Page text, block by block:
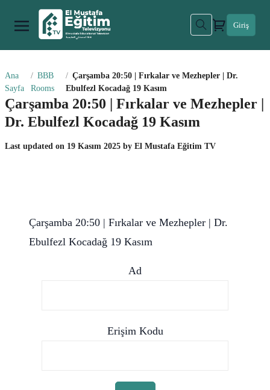
Giriş
Ana
Sayfa
BBB
Rooms
Çarşamba 20:50 | Fırkalar ve Mezhepler | Dr.
Ebulfezl Kocadağ 19 Kasım
Çarşamba 20:50 | Fırkalar ve Mezhepler |
Dr. Ebulfezl Kocadağ 19 Kasım
Last updated on 19 Kasım 2025 by El Mustafa Eğitim TV
Çarşamba 20:50 | Fırkalar ve Mezhepler | Dr.
Ebulfezl Kocadağ 19 Kasım
Ad
Erişim Kodu